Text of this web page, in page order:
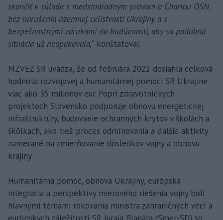
skončiť v súlade s medzinárodným právom a Chartou OSN,
bez narušenia územnej celistvosti Ukrajiny a s
bezpečnostnými zárukami do budúcnosti, aby sa podobná
situácia už neopakovala,“ konštatoval.
MZVEZ SR uvádza, že od februára 2022 dosiahla celková
hodnota rozvojovej a humanitárnej pomoci SR Ukrajine
viac ako 35 miliónov eur. Popri zdravotníckych
projektoch Slovensko podporuje obnovu energetickej
infraštruktúry, budovanie ochranných krytov v školách a
škôlkach, ako tiež proces odmínovania a ďalšie aktivity
zamerané na zmierňovanie dôsledkov vojny a obnovu
krajiny.
Humanitárna pomoc, obnova Ukrajiny, európska
integrácia a perspektívy mierového riešenia vojny boli
hlavnými témami rokovania ministra zahraničných vecí a